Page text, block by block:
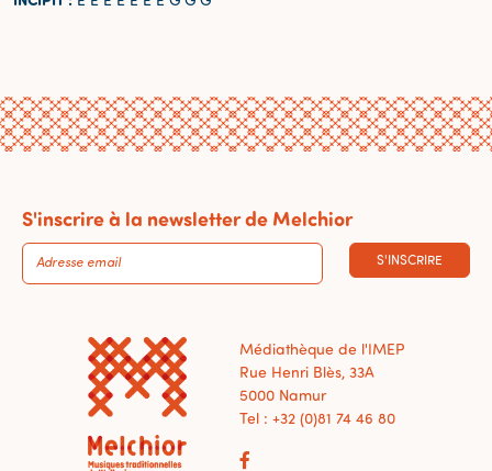
S'inscrire à la newsletter de Melchior
S'INSCRIRE
Médiathèque de l'IMEP
Rue Henri Blès, 33A
5000 Namur
Tel : +32 (0)81 74 46 80